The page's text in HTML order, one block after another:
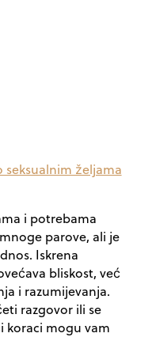
željama
i potrebama
parove, ali je
Iskrena
bliskost, već
i razumijevanja.
razgovor ili se
koraci mogu vam